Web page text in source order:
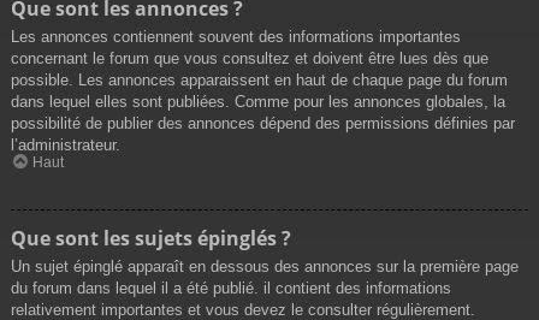
Que sont les annonces ?
Les annonces contiennent souvent des informations importantes
concernant le forum que vous consultez et doivent être lues dès que
possible. Les annonces apparaissent en haut de chaque page du forum
dans lequel elles sont publiées. Comme pour les annonces globales, la
possibilité de publier des annonces dépend des permissions définies par
l’administrateur.
Haut
Que sont les sujets épinglés ?
Un sujet épinglé apparaît en dessous des annonces sur la première page
du forum dans lequel il a été publié. il contient des informations
relativement importantes et vous devez le consulter régulièrement.